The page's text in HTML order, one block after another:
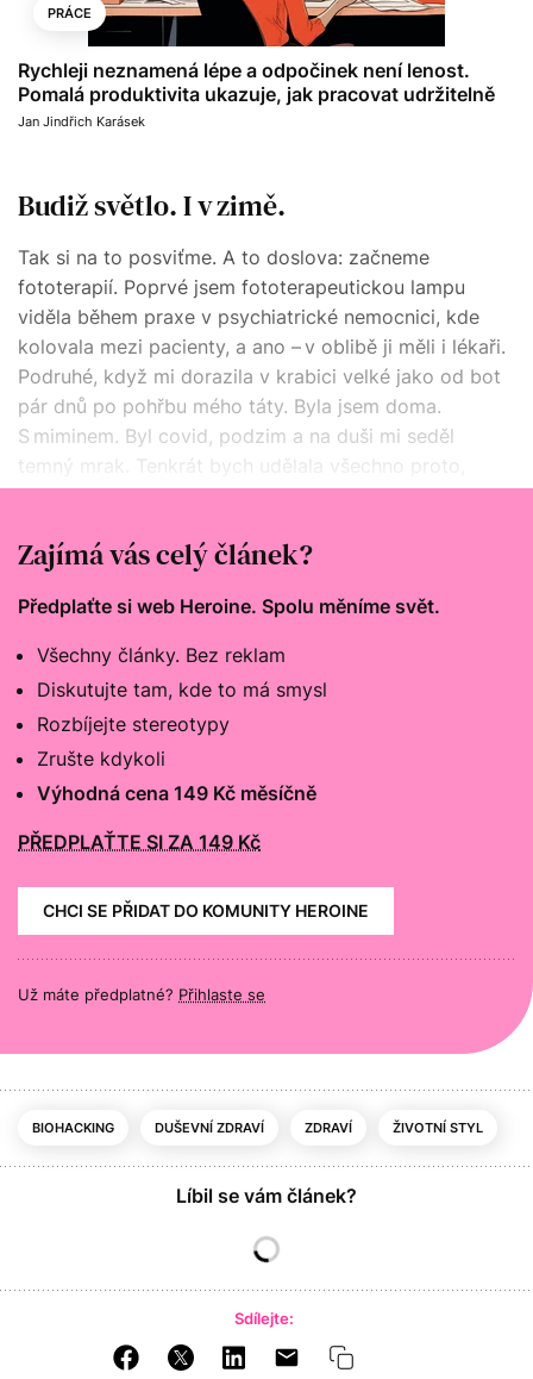
PRÁCE
Rychleji neznamená lépe a odpočinek není lenost.
Pomalá produktivita ukazuje, jak pracovat udržitelně
Jan Jindřich Karásek
Budiž světlo. I v zimě.
Tak si na to posviťme. A to doslova: začneme
fototerapií. Poprvé jsem fototerapeutickou lampu
viděla během praxe v psychiatrické nemocnici, kde
kolovala mezi pacienty, a ano – v oblibě ji měli i lékaři.
Podruhé, když mi dorazila v krabici velké jako od bot
pár dnů po pohřbu mého táty. Byla jsem doma.
S miminem. Byl covid, podzim a na duši mi seděl
temný mrak. Tenkrát bych udělala všechno proto,
abych mohla nějak normálně fungovat, a tak jsme
Zajímá vás celý článek?
Předplaťte si web Heroine. Spolu měníme svět.
Všechny články. Bez reklam
Diskutujte tam, kde to má smysl
Rozbíjejte stereotypy
Zrušte kdykoli
Výhodná cena 149 Kč měsíčně
PŘEDPLAŤTE SI ZA 149 Kč
CHCI SE PŘIDAT DO KOMUNITY HEROINE
Už máte předplatné? Přihlaste se
BIOHACKING DUŠEVNÍ ZDRAVÍ ZDRAVÍ ŽIVOTNÍ STYL
Líbil se vám článek?
Sdílejte: